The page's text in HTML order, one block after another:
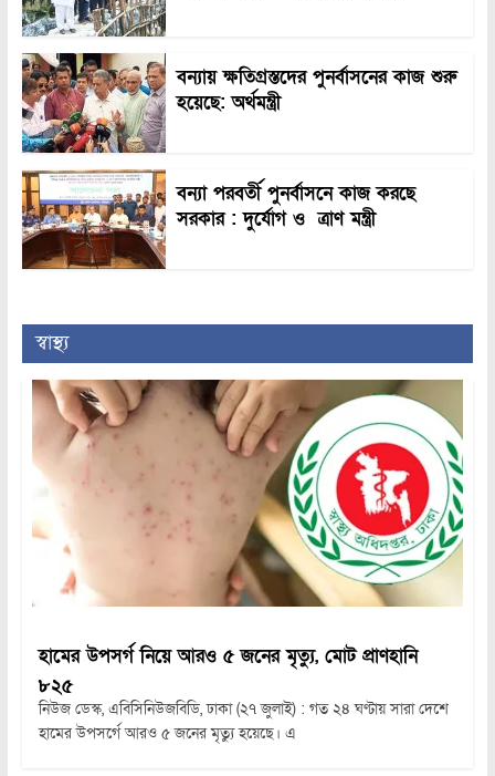
বন্যায় ক্ষতিগ্রস্তদের পুনর্বাসনের কাজ শুরু
হয়েছে: অর্থমন্ত্রী
বন্যা পরবর্তী পুনর্বাসনে কাজ করছে
সরকার : দুর্যোগ ও ত্রাণ মন্ত্রী
স্বাস্থ্য
হামের উপসর্গ নিয়ে আরও ৫ জনের মৃত্যু, মোট প্রাণহানি
৮২৫
নিউজ ডেস্ক, এবিসিনিউজবিডি, ঢাকা (২৭ জুলাই) : গত ২৪ ঘণ্টায় সারা দেশে
হামের উপসর্গে আরও ৫ জনের মৃত্যু হয়েছে। এ